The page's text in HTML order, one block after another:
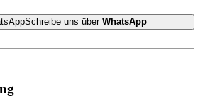
Schreibe uns über WhatsApp